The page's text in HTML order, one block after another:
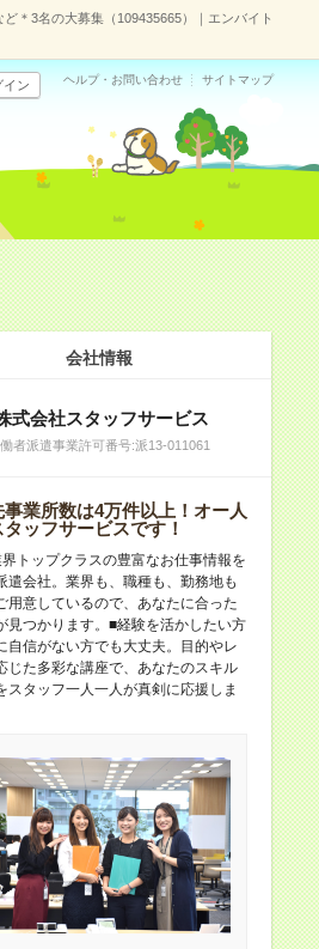
＊3名の大募集（109435665）｜エンバイト
イン ヘルプ・お問い合わせ サイトマップ
会社情報
式会社スタッフサービス
者派遣事業許可番号:派13-011061
事業所数は4万件以上！オー人
ッフサービスです！
トップクラスの豊富なお仕事情報を
遣会社。業界も、職種も、勤務地も
用意しているので、あなたに合った
見つかります。■経験を活かしたい方
自信がない方でも大丈夫。目的やレ
じた多彩な講座で、あなたのスキル
スタッフ一人一人が真剣に応援しま